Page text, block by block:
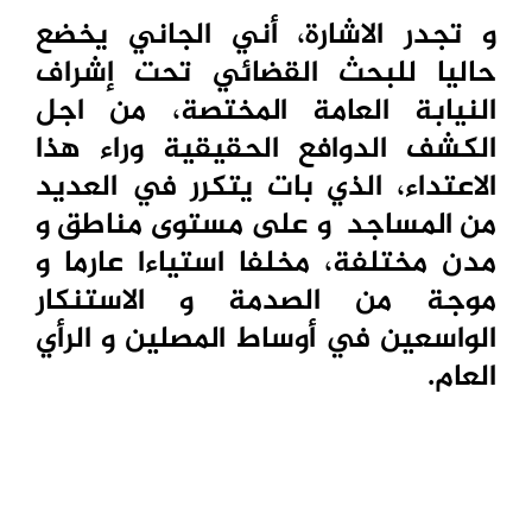
و تجدر الاشارة، أني الجاني يخضع
حاليا للبحث القضائي تحت إشراف
النيابة العامة المختصة، من اجل
الكشف الدوافع الحقيقية وراء هذا
الاعتداء، الذي بات يتكرر في العديد
من المساجد و على مستوى مناطق و
مدن مختلفة، مخلفا استياءا عارما و
موجة من الصدمة و الاستنكار
الواسعين في أوساط المصلين و الرأي
العام.